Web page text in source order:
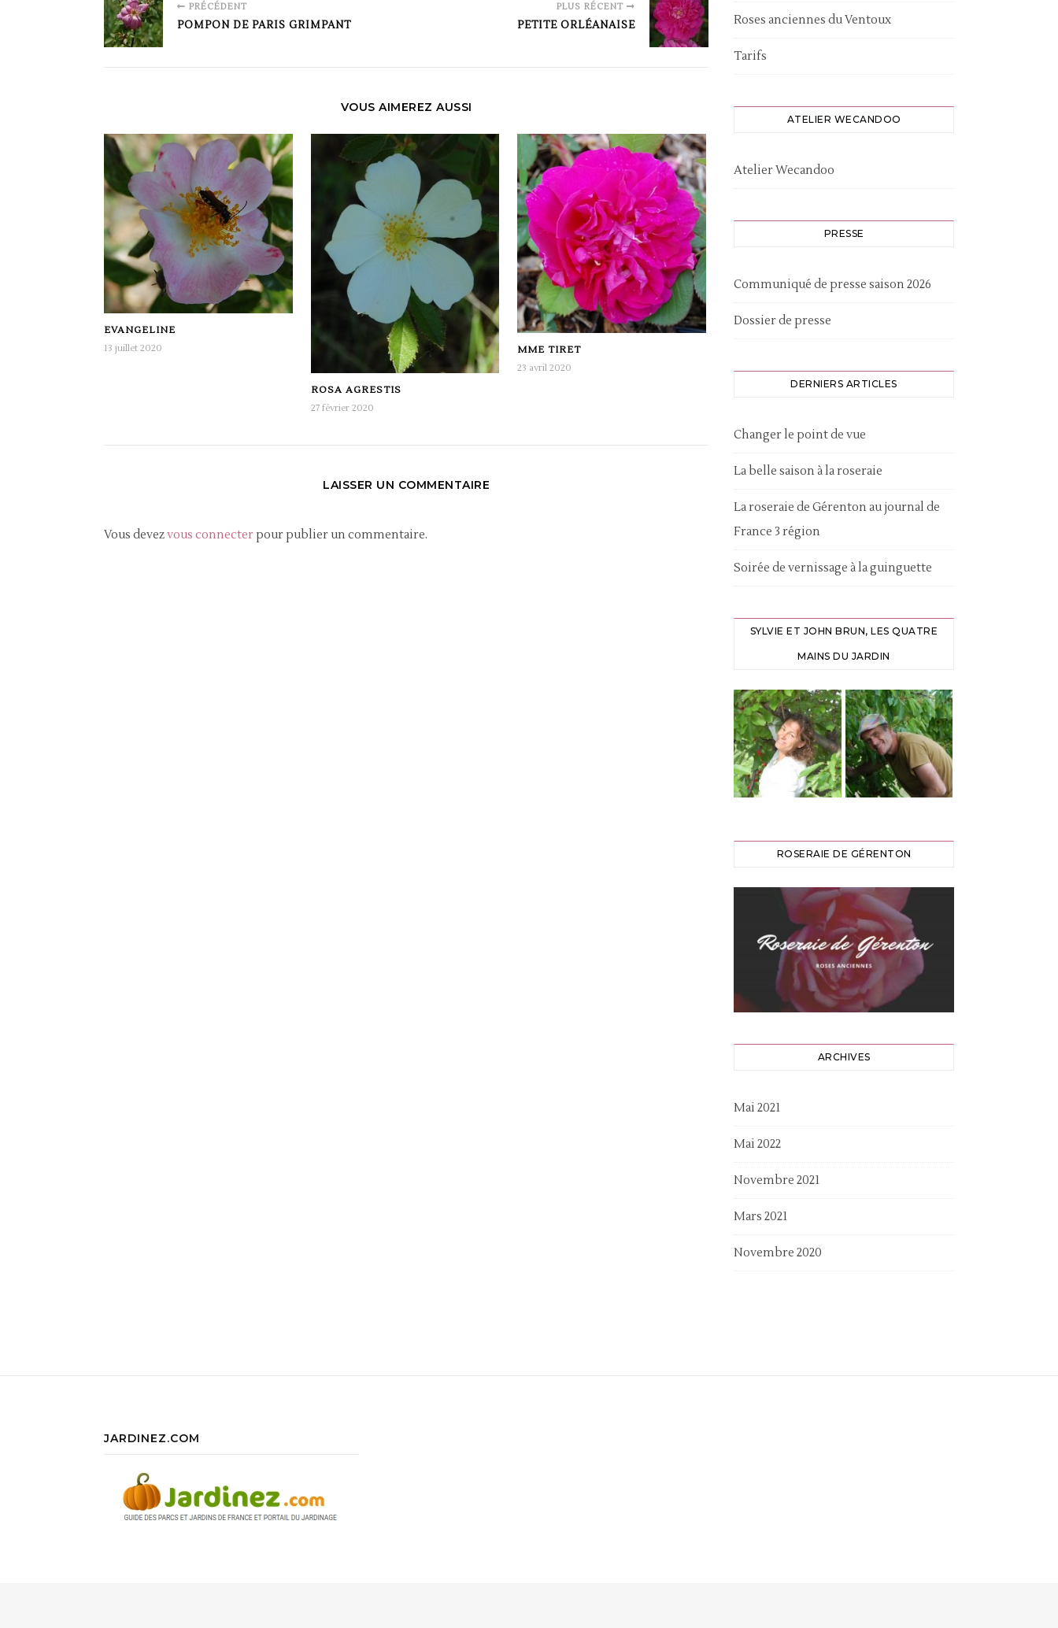
PRÉCÉDENT
POMPON DE PARIS GRIMPANT
PLUS RÉCENT
PETITE ORLÉANAISE
VOUS AIMEREZ AUSSI
EVANGELINE
13 juillet 2020
ROSA AGRESTIS
27 février 2020
MME TIRET
23 avril 2020
LAISSER UN COMMENTAIRE
Vous devezvous connecterpour publier un commentaire.
Roses anciennes du Ventoux
Tarifs
ATELIER WECANDOO
Atelier Wecandoo
PRESSE
Communiqué de presse saison 2026
Dossier de presse
DERNIERS ARTICLES
Changer le point de vue
La belle saison à la roseraie
La roseraie de Gérenton au journal de
France 3 région
Soirée de vernissage à la guinguette
SYLVIE ET JOHN BRUN, LES QUATRE
MAINS DU JARDIN
ROSERAIE DE GÉRENTON
ARCHIVES
Mai 2021
Mai 2022
Novembre 2021
Mars 2021
Novembre 2020
JARDINEZ.COM